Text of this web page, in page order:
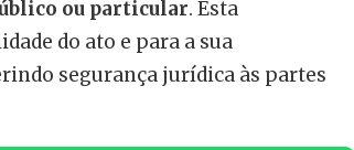
ou particular. Esta
do ato e para a sua
segurança jurídica às partes